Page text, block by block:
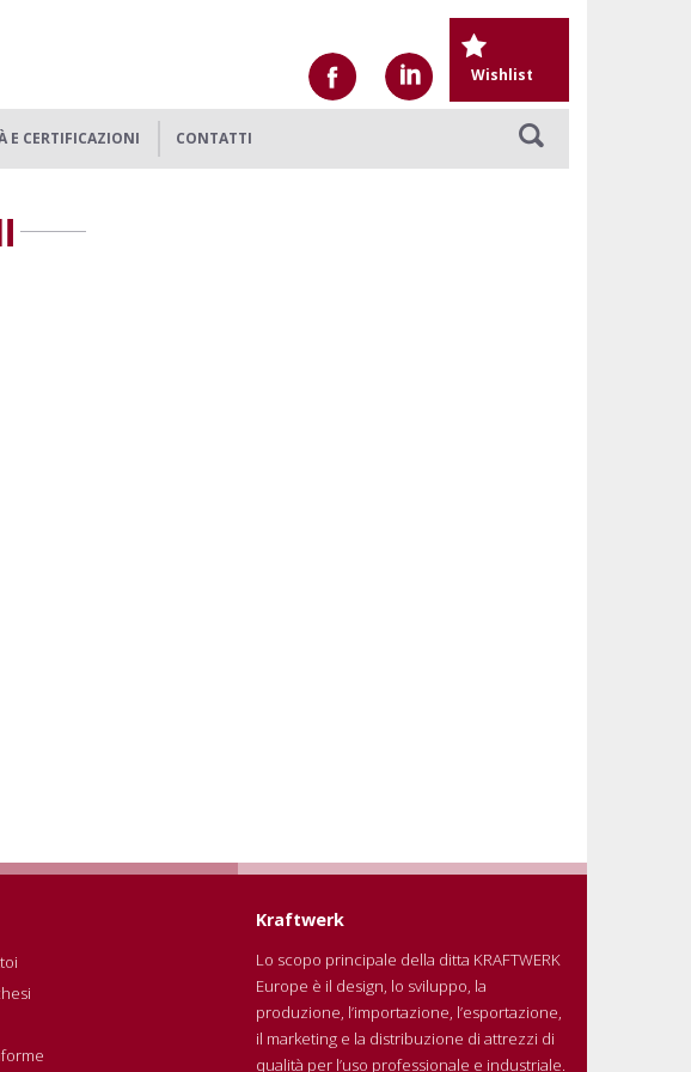
E CERTIFICAZIONI CONTATTI
Wishlist
Kraftwerk
Lo scopo principale della ditta KRAFTWERK
Europe è il design, lo sviluppo, la
produzione, l’importazione, l’esportazione,
il marketing e la distribuzione di attrezzi di
qualità per l’uso professionale e industriale.